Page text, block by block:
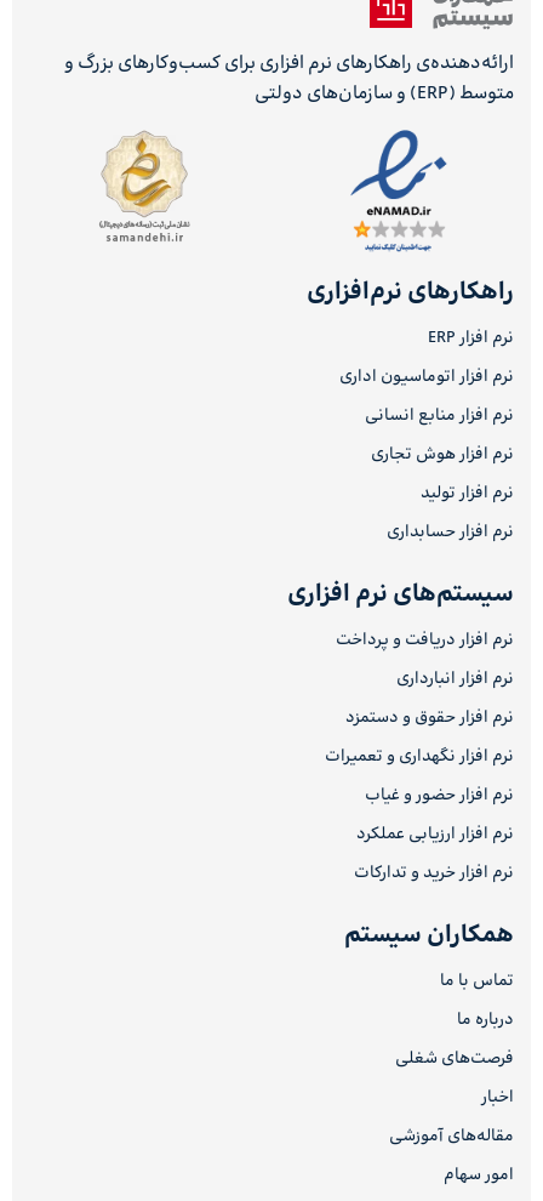
ارائه‌دهنده‌ی راهکارهای نرم افزاری برای کسب‌وکارهای بزرگ و
متوسط (ERP) و سازمان‌های دولتی
راهکارهای نرم‌افزاری
نرم افزار ERP
نرم افزار اتوماسیون اداری
نرم افزار منابع انسانی
نرم افزار هوش تجاری
نرم افزار تولید
نرم افزار حسابداری
سیستم‌های نرم افزاری
نرم افزار دریافت و پرداخت
نرم افزار انبارداری
نرم افزار حقوق و دستمزد
نرم افزار نگهداری و تعمیرات
نرم افزار حضور و غیاب
نرم افزار ارزیابی عملکرد
نرم افزار خرید و تدارکات
همکاران سیستم
تماس با ما
درباره ما
فرصت‌های شغلی
اخبار
مقاله‌های آموزشی
امور سهام